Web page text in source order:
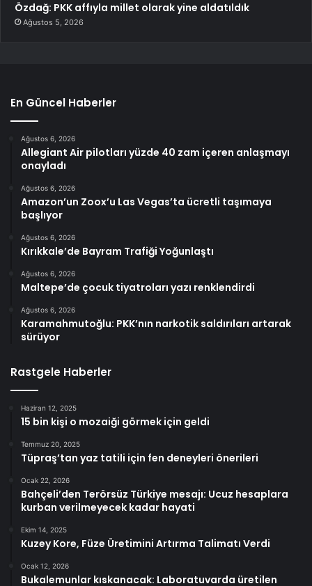
Özdağ: PKK affıyla millet olarak yine aldatıldık
Ağustos 5, 2026
En Güncel Haberler
Ağustos 6, 2026
Allegiant Air pilotları yüzde 40 zam içeren anlaşmayı
onayladı
Ağustos 6, 2026
Amazon’un Zoox’u Las Vegas’ta ücretli taşımaya
başlıyor
Ağustos 6, 2026
Kırıkkale’de Bayram Trafiği Yoğunlaştı
Ağustos 6, 2026
Maltepe’de çocuk tiyatroları yazı renklendirdi
Ağustos 6, 2026
Karamahmutoğlu: PKK’nın narkotik saldırıları artarak
sürüyor
Rastgele Haberler
Haziran 12, 2025
15 bin kişi o mozaiği görmek için geldi
Temmuz 20, 2025
Tüpraş’tan yaz tatili için fen deneyleri önerileri
Ocak 22, 2026
Bahçeli’den Terörsüz Türkiye mesajı: Ucuz hesaplara
kurban verilmeyecek kadar hayati
Ekim 14, 2025
Kuzey Kore, Füze Üretimini Artırma Talimatı Verdi
Ocak 12, 2026
Bukalemunlar kıskanacak: Laboratuvarda üretilen